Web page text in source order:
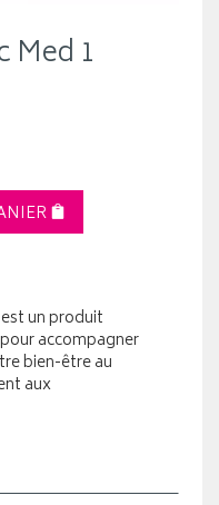
Med 1
un produit
accompagner
bien-être au
aux